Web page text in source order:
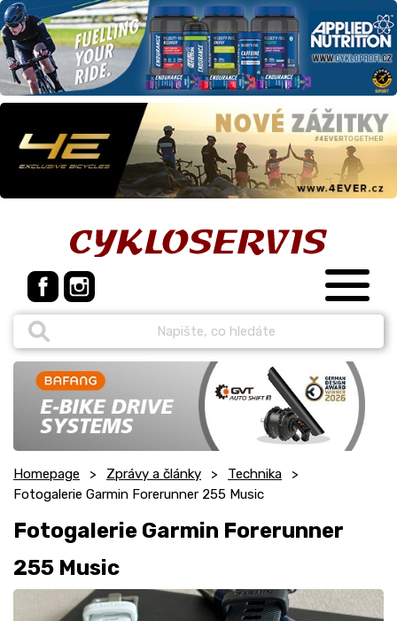
Homepage Zprávy a články
Technika
Fotogalerie Garmin Forerunner 255 Music
Fotogalerie Garmin Forerunner
255 Music